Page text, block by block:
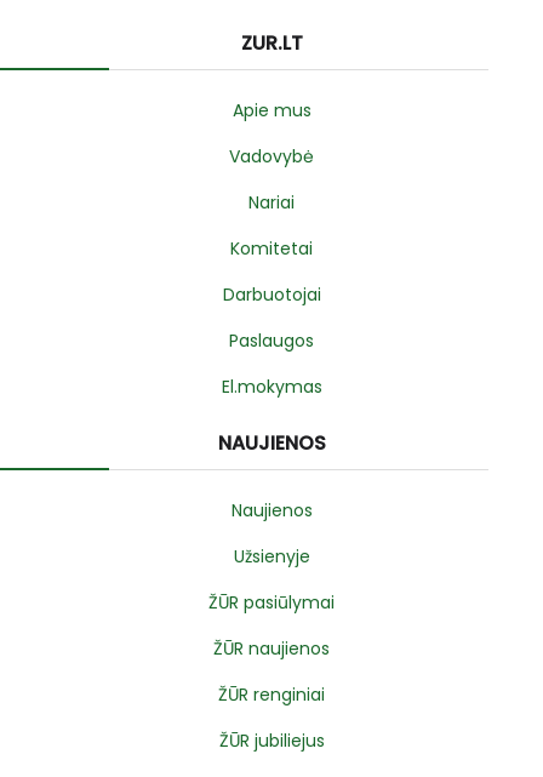
ZUR.LT
Apie mus
Vadovybė
Nariai
Komitetai
Darbuotojai
Paslaugos
El.mokymas
NAUJIENOS
Naujienos
Užsienyje
ŽŪR pasiūlymai
ŽŪR naujienos
ŽŪR renginiai
ŽŪR jubiliejus